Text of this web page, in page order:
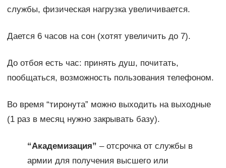
службы, физическая нагрузка увеличивается.
Дается 6 часов на сон (хотят увеличить до 7).
До отбоя есть час: принять душ, почитать,
пообщаться, возможность пользования телефоном.
Во время “тиронута” можно выходить на выходные
(1 раз в месяц нужно закрывать базу).
“Академизация” – отсрочка от службы в
армии для получения высшего или